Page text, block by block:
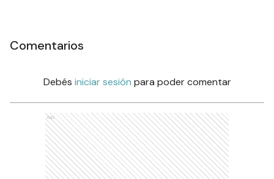
Comentarios
Debés iniciar sesión para poder comentar
Ads